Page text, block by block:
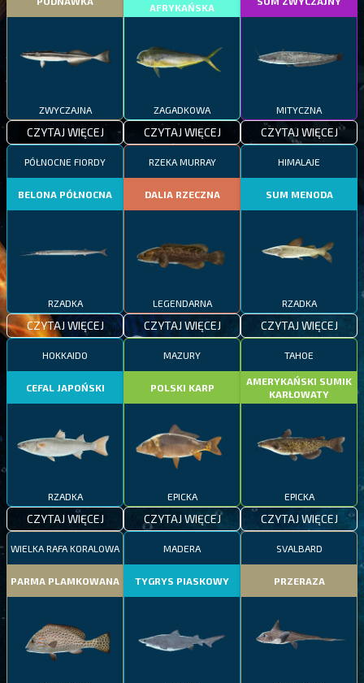
ZWYCZAJNA
CZYTAJ WIĘCEJ
AFRYKAŃSKA
ZAGADKOWA
CZYTAJ WIĘCEJ
MITYCZNA
CZYTAJ WIĘCEJ
PÓŁNOCNE FIORDY
BELONA PÓŁNOCNA
RZADKA
CZYTAJ WIĘCEJ
RZEKA MURRAY
DALIA RZECZNA
LEGENDARNA
CZYTAJ WIĘCEJ
HIMALAJE
SUM MENODA
RZADKA
CZYTAJ WIĘCEJ
HOKKAIDO
CEFAL JAPOŃSKI
RZADKA
CZYTAJ WIĘCEJ
MAZURY
POLSKI KARP
EPICKA
CZYTAJ WIĘCEJ
TAHOE
AMERYKAŃSKI SUMIK
KARŁOWATY
EPICKA
CZYTAJ WIĘCEJ
WIELKA RAFA KORALOWA
PARMA PLAMKOWANA
MADERA
TYGRYS PIASKOWY
SVALBARD
PRZERAZA